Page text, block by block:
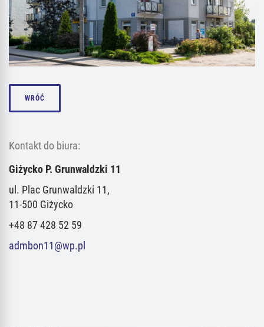
WRÓĆ
Kontakt do biura:
Giżycko P. Grunwaldzki 11
ul. Plac Grunwaldzki 11,
11-500 Giżycko
+48 87 428 52 59
admbon11@wp.pl